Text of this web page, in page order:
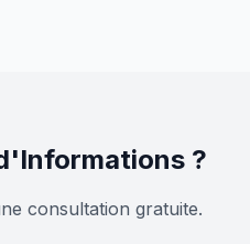
?
consultation gratuite.